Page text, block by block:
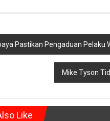
Pastikan Pengaduan Pelaku
Mike Tyson
Like